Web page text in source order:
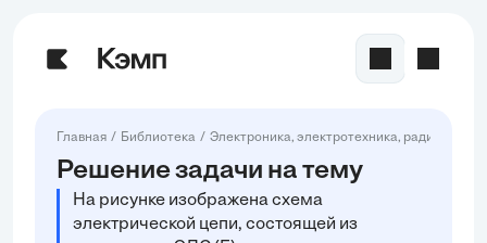
Главная Библиотека Электроника, электротехника,
Решение задачи на тему
На рисунке изображена схема
электрической цепи, состоящей из